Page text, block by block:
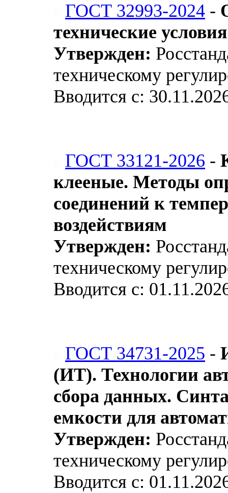
ГОСТ 32993-2024 -
технические условия
Утвержден:
техническому
Вводится с:
ГОСТ 33121-2026 -
клееные. Методы
соединений к
воздействиям
Утвержден:
техническому
Вводится с:
ГОСТ 34731-2025 -
(ИТ). Технологии
сбора данных.
емкости для
Утвержден:
техническому
Вводится с: